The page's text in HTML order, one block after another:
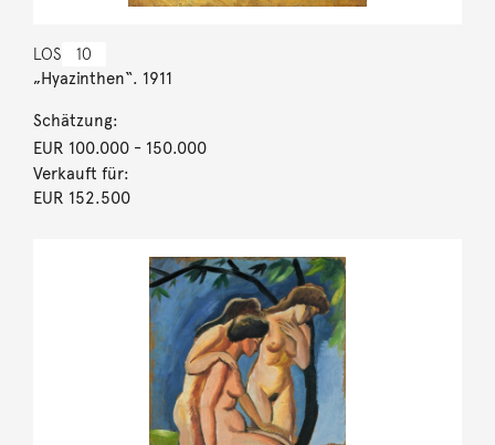
LOS 10
„Hyazinthen“. 1911
Schätzung:
EUR 100.000- 150.000
Verkauft für:
EUR 152.500